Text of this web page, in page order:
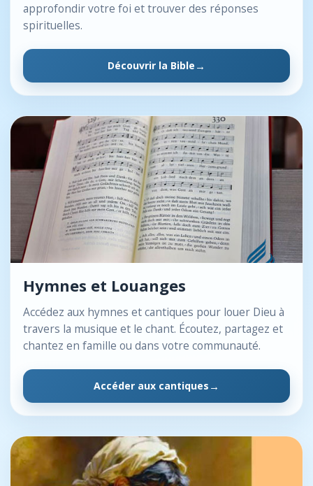
approfondir votre foi et trouver des réponses
spirituelles.
Découvrir la Bible
Hymnes et Louanges
Accédez aux hymnes et cantiques pour louer Dieu à
travers la musique et le chant. Écoutez, partagez et
chantez en famille ou dans votre communauté.
Accéder aux cantiques